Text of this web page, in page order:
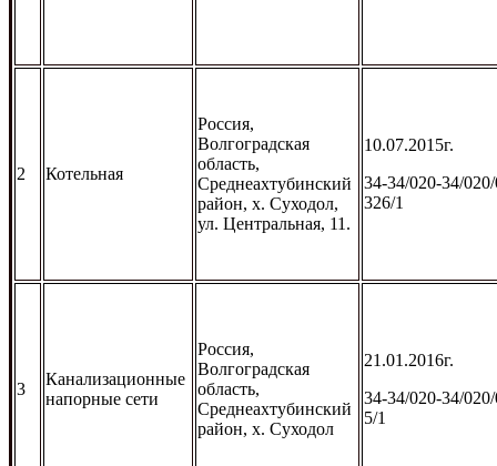
2 Котельная
Россия,
Волгоградская
область,
Среднеахтубинский
район, х. Суходол,
ул. Центральная, 11.
10.07.2015г.
34-34/020-34/
326/1
3
Канализационные
напорные сети
Россия,
Волгоградская
область,
Среднеахтубинский
район, х. Суходол
21.01.2016г.
34-34/020-34/
5/1